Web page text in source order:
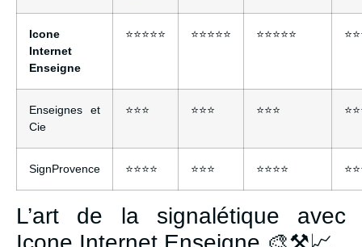
Icone
Internet
Enseigne
⭐⭐⭐⭐⭐ ⭐⭐⭐⭐⭐ ⭐⭐⭐⭐⭐
Enseignes et
Cie
⭐⭐⭐ ⭐⭐⭐ ⭐⭐⭐
SignProvence ⭐⭐⭐⭐ ⭐⭐⭐ ⭐⭐⭐⭐
L’art de la signalétique avec